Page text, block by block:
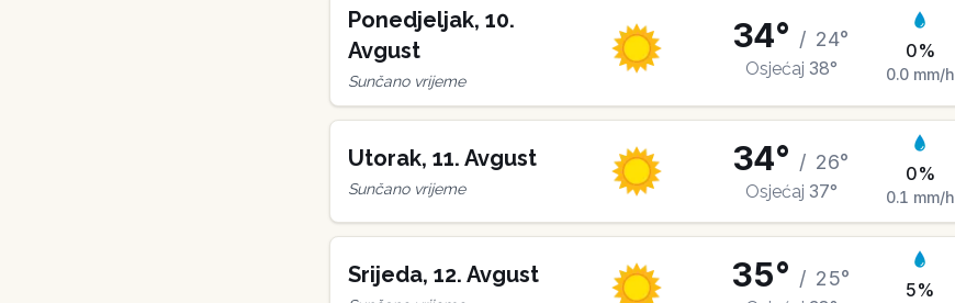
Ponedjeljak, 10.
Avgust
Sunčano vrijeme
34° / 24°
Osjećaj 38°
0%
0.0mm/h
Utorak, 11. Avgust
Sunčano vrijeme
34° / 26°
Osjećaj 37°
0%
0.1 mm/h
Srijeda, 12. Avgust 35° / 25°
5%